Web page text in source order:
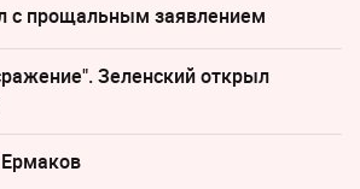
с прощальным заявлением
Зеленский открыл